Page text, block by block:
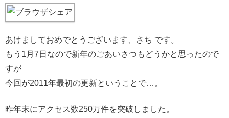
あけましておめでとうございます、さち です。
もう1月7日なので新年のごあいさつもどうかと思ったので
すが
今回が2011年最初の更新ということで…。
昨年末にアクセス数250万件を突破しました。